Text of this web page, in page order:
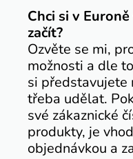
Chci si v
začít?
Ozvěte se mi,
možnosti a dle
si představujete
třeba udělat.
své zákaznické
produkty, je
objednávkou a